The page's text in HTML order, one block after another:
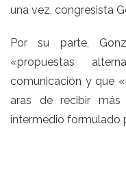
una vez, congresista
Por su parte,
«propuestas
comunicación y que
aras de recibir más
intermedio formulado